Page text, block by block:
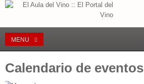
MENU
Calendario de eventos